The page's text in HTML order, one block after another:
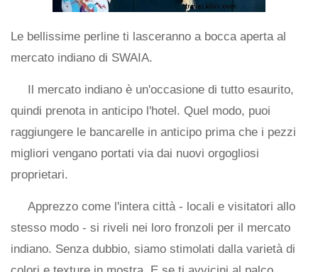
Le bellissime perline ti lasceranno a bocca aperta al
mercato indiano di SWAIA.
Il mercato indiano è un'occasione di tutto esaurito,
quindi prenota in anticipo l'hotel. Quel modo, puoi
raggiungere le bancarelle in anticipo prima che i pezzi
migliori vengano portati via dai nuovi orgogliosi
proprietari.
Apprezzo come l'intera città - locali e visitatori allo
stesso modo - si riveli nei loro fronzoli per il mercato
indiano. Senza dubbio, siamo stimolati dalla varietà di